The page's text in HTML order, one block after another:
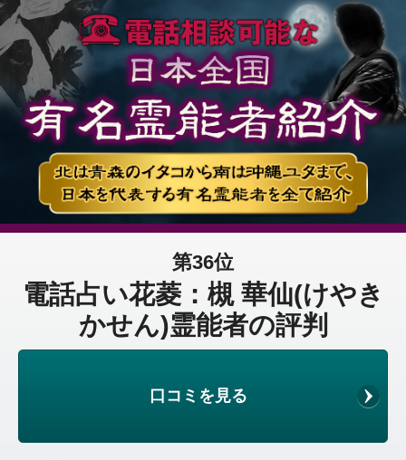
第36位
電話占い花菱：槻 華仙(けやき
かせん)霊能者の評判
口コミを見る